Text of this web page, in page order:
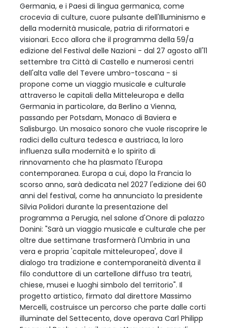
Germania, e i Paesi di lingua germanica, come
crocevia di culture, cuore pulsante dell'Illuminismo e
della modernità musicale, patria di riformatori e
visionari. Ecco allora che il programma della 59/a
edizione del Festival delle Nazioni - dal 27 agosto all'11
settembre tra Città di Castello e numerosi centri
dell'alta valle del Tevere umbro-toscana - si
propone come un viaggio musicale e culturale
attraverso le capitali della Mitteleuropa e della
Germania in particolare, da Berlino a Vienna,
passando per Potsdam, Monaco di Baviera e
Salisburgo. Un mosaico sonoro che vuole riscoprire le
radici della cultura tedesca e austriaca, la loro
influenza sulla modernità e lo spirito di
rinnovamento che ha plasmato l'Europa
contemporanea. Europa a cui, dopo la Francia lo
scorso anno, sarà dedicata nel 2027 l'edizione dei 60
anni del festival, come ha annunciato la presidente
Silvia Polidori durante la presentazione del
programma a Perugia, nel salone d'Onore di palazzo
Donini: "Sarà un viaggio musicale e culturale che per
oltre due settimane trasformerà l'Umbria in una
vera e propria 'capitale mitteleuropea', dove il
dialogo tra tradizione e contemporaneità diventa il
filo conduttore di un cartellone diffuso tra teatri,
chiese, musei e luoghi simbolo del territorio". Il
progetto artistico, firmato dal direttore Massimo
Mercelli, costruisce un percorso che parte dalle corti
illuminate del Settecento, dove operava Carl Philipp